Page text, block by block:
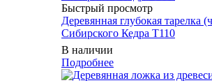
Быстрый просмотр
Деревянная глубокая тарелка
Сибирского Кедра T110
В наличии
Подробнее